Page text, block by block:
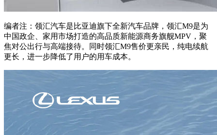
编者注：领汇汽车是比亚迪旗下全新汽车品牌，领汇M9是为
中国政企、家用市场打造的高品质新能源商务旗舰MPV，聚
焦对公出行与高端接待。同时领汇M9售价更亲民，纯电续航
更长，进一步降低了用户的用车成本。